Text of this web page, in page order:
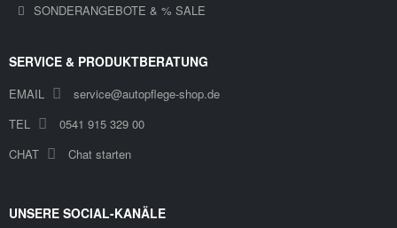
SONDERANGEBOTE & % SALE
SERVICE & PRODUKTBERATUNG
EMAIL
service@autopflege-shop.de
TEL
0541 915 329 00
CHAT
Chat starten
UNSERE SOCIAL-KANÄLE